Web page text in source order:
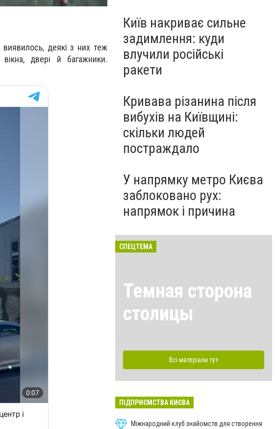
виявилось, деякі з них теж
двері й багажники.
Київ накриває сильне
задимлення: куди
влучили російські
ракети
Кривава різанина після
вибухів на Київщині:
скільки людей
постраждало
У напрямку метро Києва
заблоковано рух:
напрямок і причина
СПЕЦТЕМА
Темная сторона
столицы
Всі матеріали тут
ПІДПРИЄМСТВА КИЄВА
Міжнародний клуб знайомств для створення